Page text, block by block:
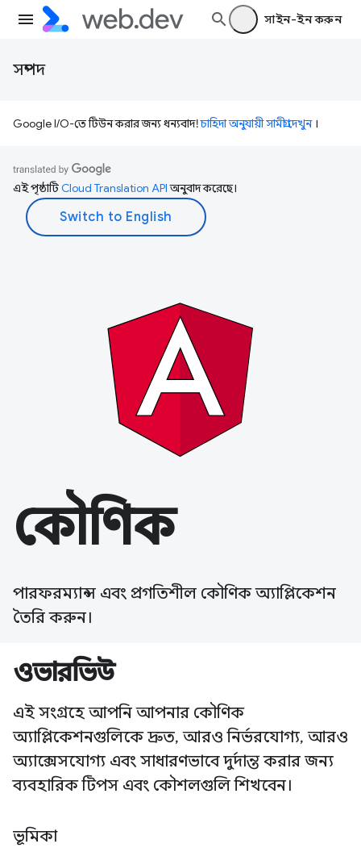
সাইন-ইন করুন
সম্পদ
Google I/O-তে টিউন করার জন্য ধন্যবাদ!চাহিদা অনুযায়ী সামগ্রী দেখুন।
এই পৃষ্ঠাটিCloud Translation APIঅনুবাদ করেছে।
কৌণিক
পারফরম্যান্স এবং প্রগতিশীল কৌণিক অ্যাপ্লিকেশন
তৈরি করুন।
ওভারভিউ
এই সংগ্রহে আপনি আপনার কৌণিক
অ্যাপ্লিকেশনগুলিকে দ্রুত, আরও নির্ভরযোগ্য, আরও
অ্যাক্সেসযোগ্য এবং সাধারণভাবে দুর্দান্ত করার জন্য
ব্যবহারিক টিপস এবং কৌশলগুলি শিখবেন।
ভূমিকা